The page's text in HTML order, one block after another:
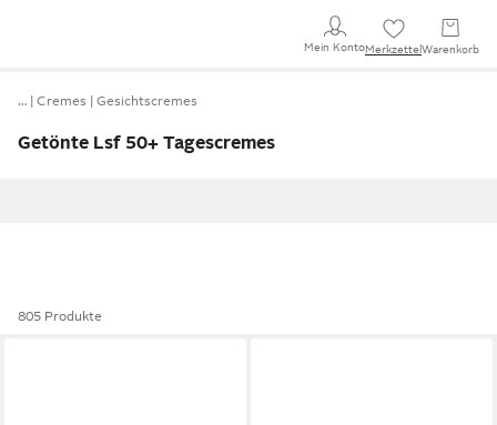
Mein KontoMerkzettel Warenkorb
… Cremes Gesichtscremes
Getönte Lsf 50+ Tagescremes
805 Produkte